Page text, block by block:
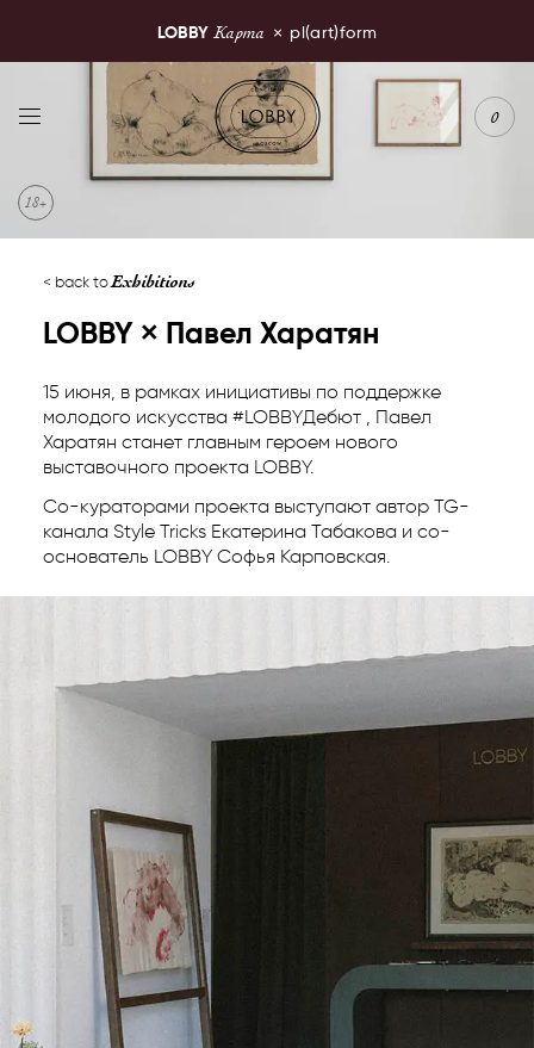
LOBBY Карта × pl(art)form
LOBBY Moscow
0
back toExhibitions
LOBBY × Павел Харатян
15 июня, в рамках инициативы по поддержке
молодого искусства #LOBBYДебют , Павел
Харатян станет главным героем нового
выставочного проекта LOBBY.
Со-кураторами проекта выступают автор TG-
канала Style Tricks Екатерина Табакова и со-
основатель LOBBY Софья Карповская.